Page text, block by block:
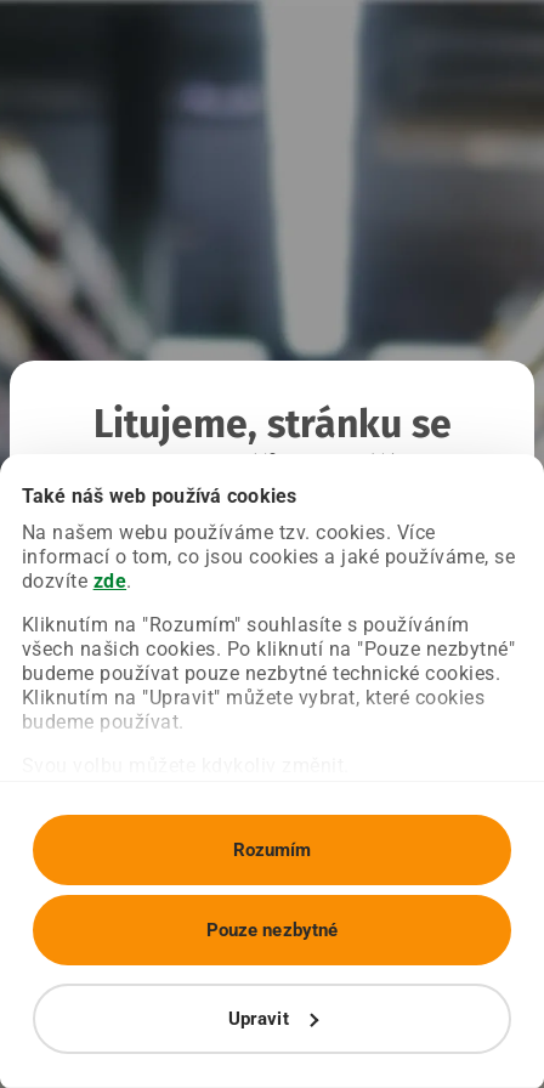
Také náš web používá cookies
Na našem webu používáme tzv. cookies. Více
informací o tom, co jsou cookies a jaké používáme, se
dozvíte zde.
Kliknutím na "Rozumím" souhlasíte s používáním
všech našich cookies. Po kliknutí na "Pouze nezbytné"
budeme používat pouze nezbytné technické cookies.
Kliknutím na "Upravit" můžete vybrat, které cookies
budeme používat.
Rozumím
Upravit
Pouze nezbytné
Litujeme, stránku se
Chyba nastala na naší straně a už ji opravujeme.
Zkuste prosím znovu načíst požadovanou stránku.
Obnovit stránku Úvodní strana